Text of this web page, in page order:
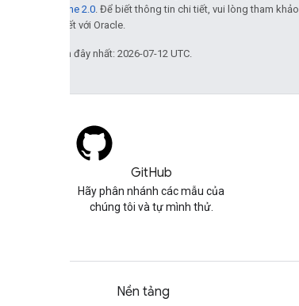
Giấy phép Apache 2.0 . Để biết thông tin chi tiết, vui lòng tham khảo
các đơn vị liên kết với Oracle.
Cập nhật lần gần đây nhất: 2026-07-12 UTC.
GitHub
Hãy phân nhánh các mẫu của
chúng tôi và tự mình thử.
Nền tảng